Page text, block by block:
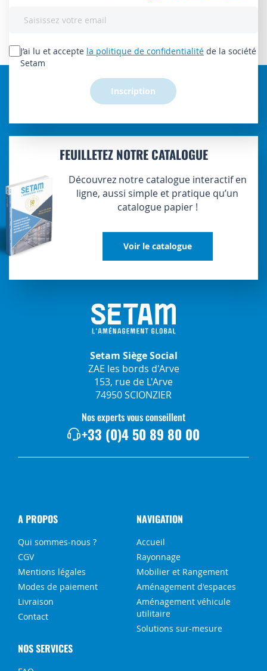
lettre
d’information
J’ai lu et accepte la politique de confidentialité de la société
Setam
Inscription
FEUILLETEZ NOTRE CATALOGUE
Découvrez notre catalogue interactif en
ligne, aussi simple et pratique qu’un
catalogue papier !
Voir le catalogue
Setam Siège Social
ZAE les bords d'Arve
153, rue de L'Arve
74950 SCIONZIER
Nos experts vous conseillent
+33 (0)4 50 89 80 00
A PROPOS
Qui sommes-nous ?
CGV
Mentions légales
Modes de paiement
Livraison
Contact
NAVIGATION
Accueil
Rayonnage
Mobilier et Rangement
Aménagement d'espaces
Aménagement véhicule
utilitaire
Solutions sur-mesure
NOS SERVICES